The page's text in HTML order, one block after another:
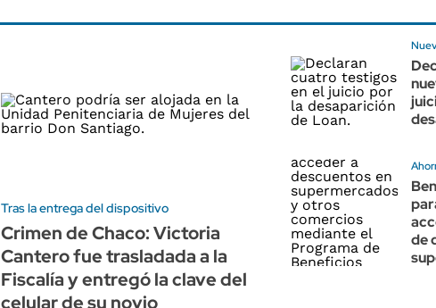
Tras la entrega del dispositivo
Crimen de Chaco: Victoria
Cantero fue trasladada a la
Fiscalía y entregó la clave del
celular de su novio
de